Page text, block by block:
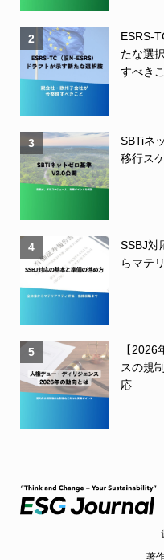
2
ESRS-
たな選
すべき
3
SBTiネ
移行ス
4
SSBJ
らマテ
5
【
スの規
応
著